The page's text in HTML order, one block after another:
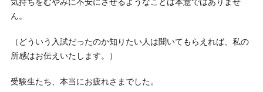
気持ちをむやみに不安にさせるようなことは本意ではありませ
ん。
（どういう入試だったのか知りたい人は聞いてもらえれば、私の
所感はお伝えいたします。）
受験生たち、本当にお疲れさまでした。